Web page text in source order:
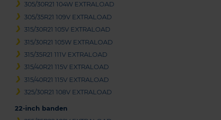
305/30R21 104W EXTRALOAD
305/35R21 109V EXTRALOAD
315/30R21 105V EXTRALOAD
315/30R21 105W EXTRALOAD
315/35R21 111V EXTRALOAD
315/40R21 115V EXTRALOAD
315/40R21 115V EXTRALOAD
325/30R21 108V EXTRALOAD
22-inch banden